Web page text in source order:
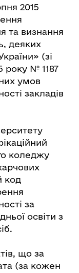
2015
та визнання
деяких
(зі
року № 1187
умов
закладів
коледжу
код
за
освіти з
що за
(за кожен